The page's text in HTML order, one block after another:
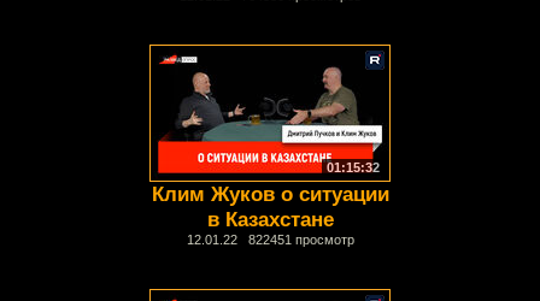
01:15:32
Клим Жуков о ситуации
в Казахстане
12.01.22 822451 просмотр